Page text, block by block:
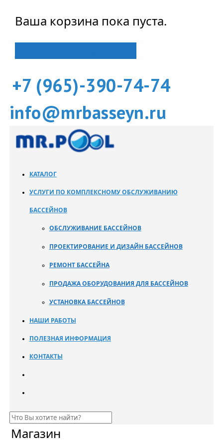
Ваша корзина пока пуста.
+7 (965)-390-74-74
info@mrbasseyn.ru
КАТАЛОГ
УСЛУГИ ПО КОМПЛЕКСНОМУ ОБСЛУЖИВАНИЮ
БАССЕЙНОВ
ОБСЛУЖИВАНИЕ БАССЕЙНОВ
ПРОЕКТИРОВАНИЕ И ДИЗАЙН БАССЕЙНОВ
РЕМОНТ БАССЕЙНА
ПРОДАЖА ОБОРУДОВАНИЯ ДЛЯ БАССЕЙНОВ
УСТАНОВКА БАССЕЙНОВ
НАШИ РАБОТЫ
ПОЛЕЗНАЯ ИНФОРМАЦИЯ
КОНТАКТЫ
Магазин